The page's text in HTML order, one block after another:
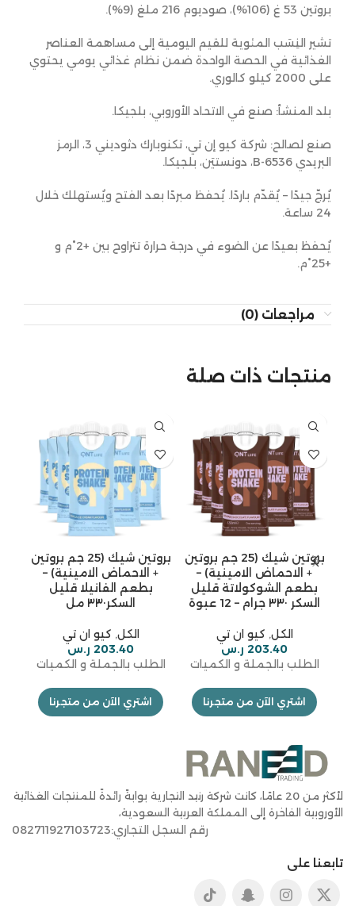
بروتين 53 غ (106%)، صوديوم 216 ملغ (9%).
تشير النِسَب المئوية للقيم اليومية إلى مساهمة العناصر
الغذائية في الحصة الواحدة ضمن نظام غذائي يومي يحتوي
على 2000 كيلو كالوري.
بلد المنشأ: صنع في الاتحاد الأوروبي، بلجيكا.
صنع لصالح: شركة كيو إن تي، تكنوبارك دثوديني 3، الرمز
البريدي B-6536، دونستيَن، بلجيكا.
يُرجّ جيدًا – يُقدّم باردًا. يُحفظ مبردًا بعد الفتح ويُستهلك خلال
24 ساعة.
يُحفظ بعيدًا عن الضوء في درجة حرارة تتراوح بين +2°م و
+25°م.
مراجعات (0)
منتجات ذات صلة
بروتين شيك (25 جم بروتين
+ الاحماض الامينية) –
بطعم الشوكولاتة قليل
السكر ٣٣٠ جرام – 12 عبوة
الكل, كيو ان تي
203.40 ر.س
الطلب بالجملة و الكميات
اشتري الآن من متجرنا
بروتين شيك (25 جم بروتين
+ الاحماض الامينية) –
بطعم الفانيلا قليل
السكر٣٣٠ مل
الكل, كيو ان تي
203.40 ر.س
الطلب بالجملة و الكميات
اشتري الآن من متجرنا
لأكثر من 20 عامًا، كانت شركة رنيد التجارية بوابةً رائدةً للمنتجات الغذائية
الأوروبية الفاخرة إلى المملكة العربية السعودية،
رقم السجل التجاري:082711927103723
تابعنا على